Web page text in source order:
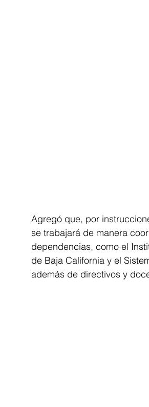
Agregó que, por
se trabajará de manera
dependencias, como el
de Baja California y el
además de directivos y